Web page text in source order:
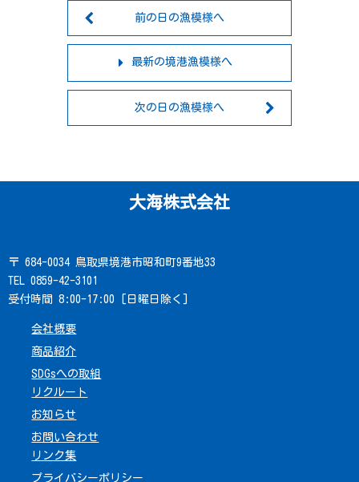
前の日の漁模様へ
最新の境港漁模様へ
次の日の漁模様へ
大海株式会社
〒 684-0034 鳥取県境港市昭和町9番地33
TEL 0859-42-3101
受付時間 8:00-17:00 [日曜日除く]
会社概要
商品紹介
SDGsへの取組
リクルート
お知らせ
お問い合わせ
リンク集
プライバシーポリシー